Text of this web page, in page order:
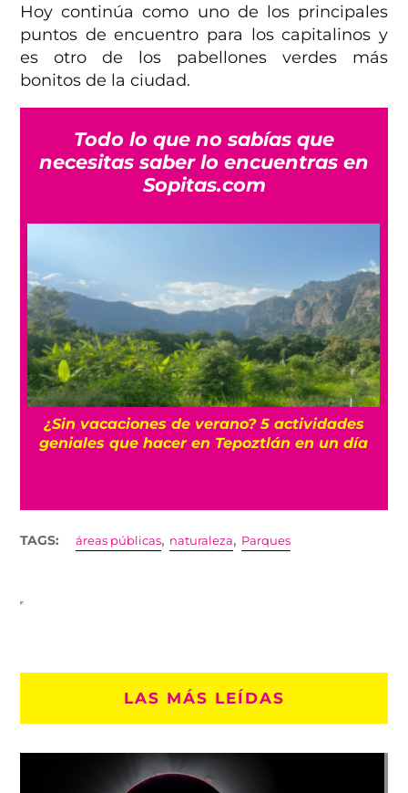
Hoy continúa como uno de los principales
puntos de encuentro para los capitalinos y
es otro de los pabellones verdes más
bonitos de la ciudad.
Todo lo que no sabías que
necesitas saber lo encuentras en
Sopitas.com
La historia oculta del barrio Romita, uno de
los más misteriosos de la CDMX
TAGS: áreas públicas, naturaleza, Parques
LAS MÁS LEÍDAS